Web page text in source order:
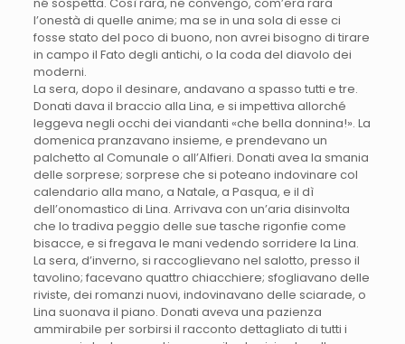
l’onestà di quelle anime; ma se in una sola di esse ci
fosse stato del poco di buono, non avrei bisogno di tirare
in campo il Fato degli antichi, o la coda del diavolo dei
moderni.
La sera, dopo il desinare, andavano a spasso tutti e tre.
Donati dava il braccio alla Lina, e si impettiva allorché
leggeva negli occhi dei viandanti «che bella donnina!». La
domenica pranzavano insieme, e prendevano un
palchetto al Comunale o all’Alfieri. Donati avea la smania
delle sorprese; sorprese che si poteano indovinare col
calendario alla mano, a Natale, a Pasqua, e il dì
dell’onomastico di Lina. Arrivava con un’aria disinvolta
che lo tradiva peggio delle sue tasche rigonfie come
bisacce, e si fregava le mani vedendo sorridere la Lina.
La sera, d’inverno, si raccoglievano nel salotto, presso il
tavolino; facevano quattro chiacchiere; sfogliavano delle
riviste, dei romanzi nuovi, indovinavano delle sciarade, o
Lina suonava il piano. Donati aveva una pazienza
ammirabile per sorbirsi il racconto dettagliato di tutti i